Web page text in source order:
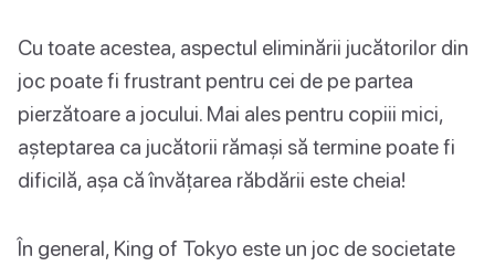
Cu toate acestea, aspectul eliminării jucătorilor din
joc poate fi frustrant pentru cei de pe partea
pierzătoare a jocului. Mai ales pentru copiii mici,
așteptarea ca jucătorii rămași să termine poate fi
dificilă, așa că învățarea răbdării este cheia!
În general, King of Tokyo este un joc de societate